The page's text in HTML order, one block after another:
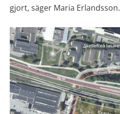
gjort, säger Maria Erlandsson.